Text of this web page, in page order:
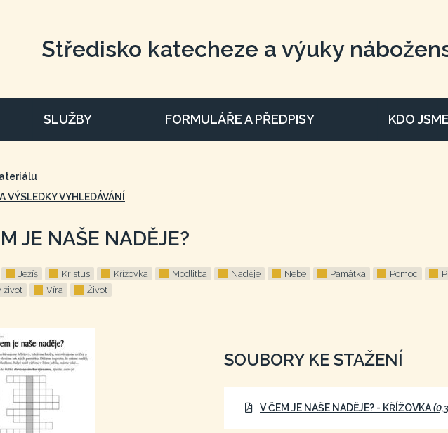
Středisko katecheze a výuky
SLUŽBY FORMULÁŘE A PŘEDPISY KDO JSME
VÝSLEDKY VYHLEDÁVÁNÍ
JE NAŠE NADĚJE?
Ježíš Kristus Křížovka Modlitba Naděje Nebe Památka Pomoc
život
Víra Život
SOUBORY KE STAŽENÍ
V ČEM JE NAŠE NADĚJE? - KŘÍŽOVKA